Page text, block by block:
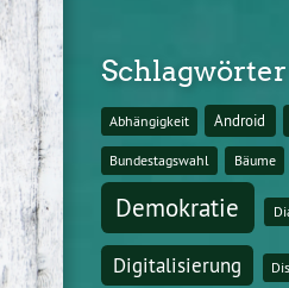
Schlagwörter
Abhängigkeit Android
Bundestagswahl Bäume
Demokratie
Digitalisierung